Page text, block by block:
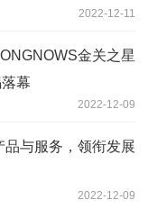
2022-12-11
金关之星
幕
2022-12-09
与服务，领衔发展
2022-12-09